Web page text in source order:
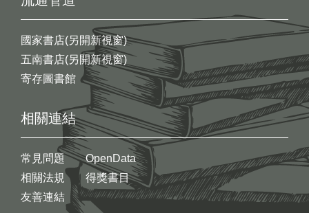
國家書店(另開新視窗)
五南書店(另開新視窗)
寄存圖書館
相關連結
常見問題
相關法規
友善連結
OpenData
得獎書目